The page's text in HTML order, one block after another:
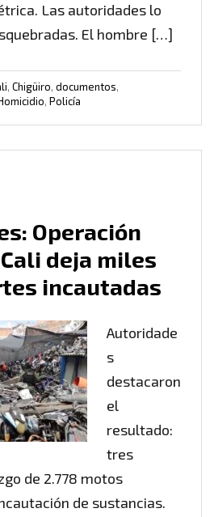
Las autoridades lo
El hombre […]
, Chigüiro, documentos,
, Policía
Operación
deja miles
incautadas
Autoridade
s
destacaron
el
resultado:
tres
de 2.778 motos
de sustancias.